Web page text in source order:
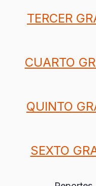
TERCER
CUARTO
QUINTO
SEXTO